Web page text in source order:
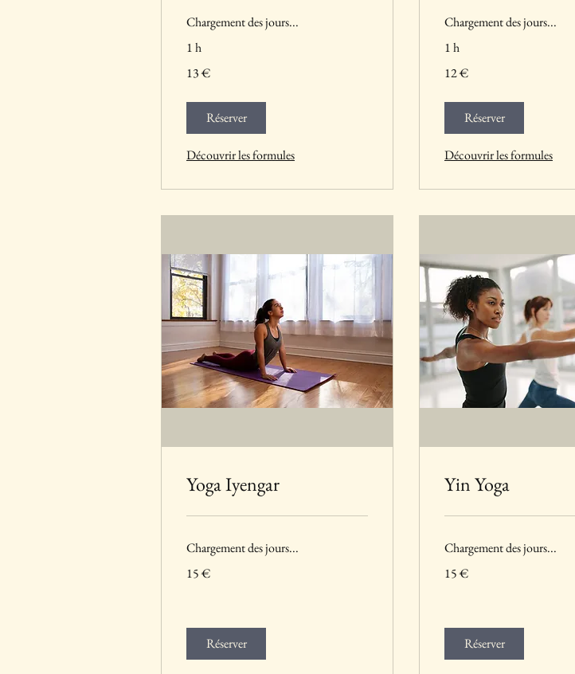
Chargement des jours...
1 h
euros
13 €
Réserver
Découvrir les formules
Chargement des jours...
1 h
euros
12 €
Réserver
Découvrir les formules
Yoga Iyengar
Chargement des jours...
euros
15 €
Réserver
Yin Yoga
Chargement des jours...
euros
15 €
Réserver